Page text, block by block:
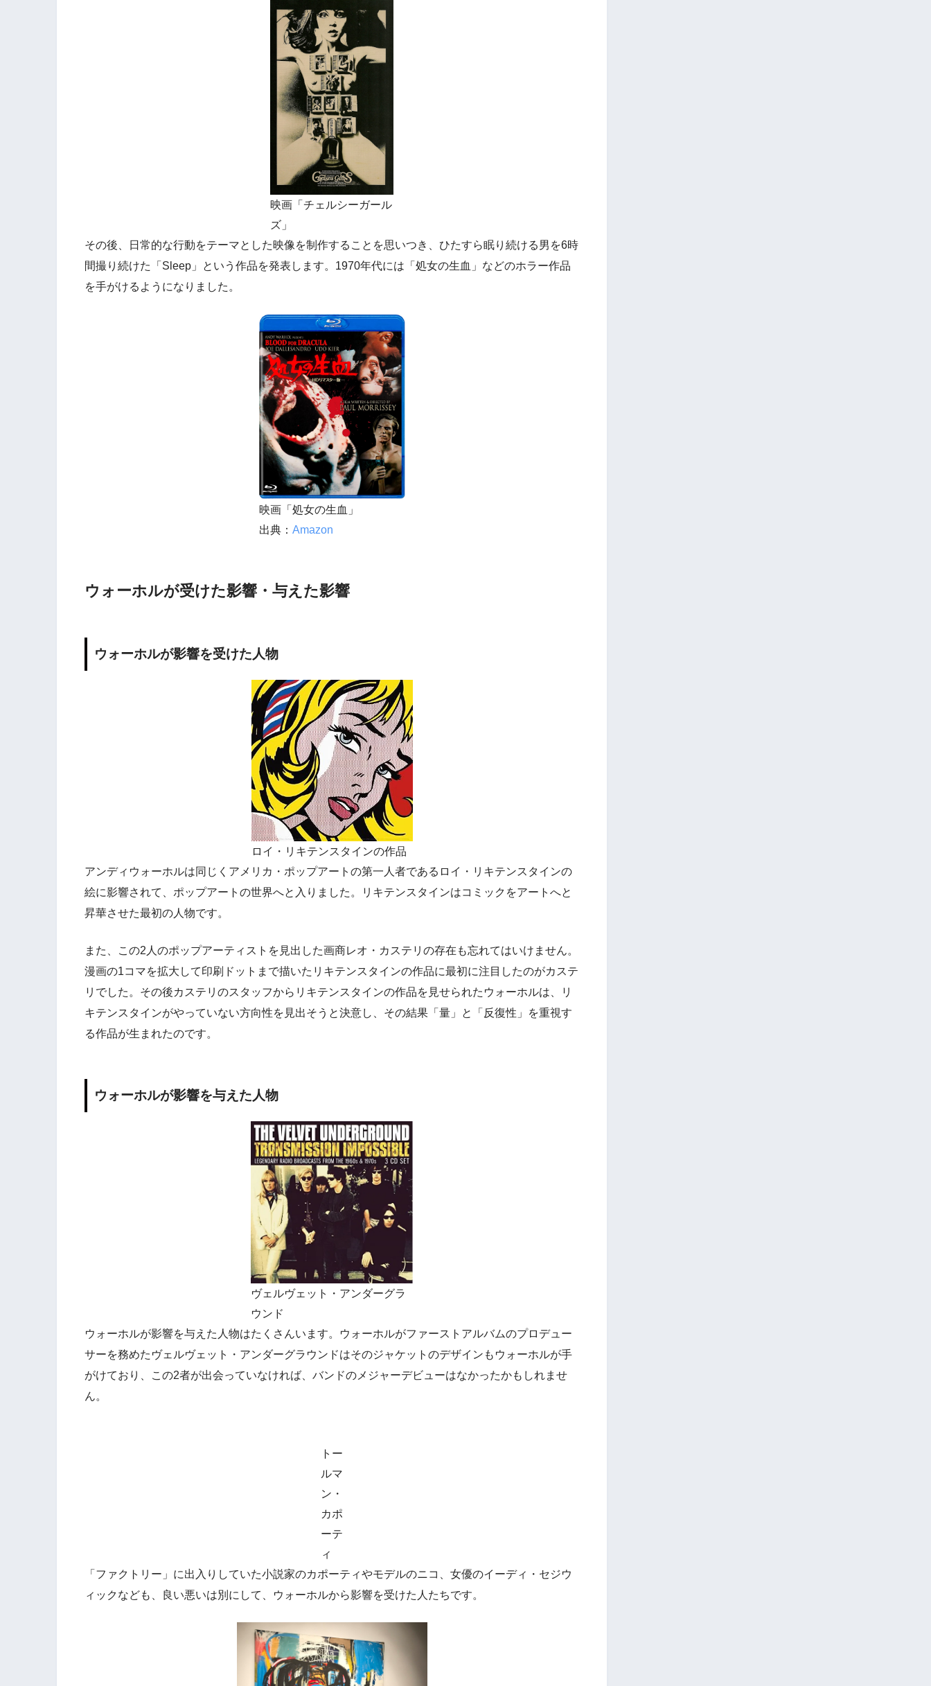
映画「チェルシーガール
ズ」
その後、日常的な行動をテーマとした映像を制作することを思いつき、ひたすら眠り続ける男を6時
間撮り続けた「Sleep」という作品を発表します。1970年代には「処女の生血」などのホラー作品
を手がけるようになりました。
映画「処女の生血」
出典： Amazon
ウォーホルが受けた影響・与えた影響
ウォーホルが影響を受けた人物
ロイ・リキテンスタインの作品
アンディウォーホルは同じくアメリカ・ポップアートの第一人者であるロイ・リキテンスタインの
絵に影響されて、ポップアートの世界へと入りました。リキテンスタインはコミックをアートへと
昇華させた最初の人物です。
また、この2人のポップアーティストを見出した画商レオ・カステリの存在も忘れてはいけません。
漫画の1コマを拡大して印刷ドットまで描いたリキテンスタインの作品に最初に注目したのがカステ
リでした。その後カステリのスタッフからリキテンスタインの作品を見せられたウォーホルは、リ
キテンスタインがやっていない方向性を見出そうと決意し、その結果「量」と「反復性」を重視す
る作品が生まれたのです。
ウォーホルが影響を与えた人物
ヴェルヴェット・アンダーグラ
ウンド
ウォーホルが影響を与えた人物はたくさんいます。ウォーホルがファーストアルバムのプロデュー
サーを務めたヴェルヴェット・アンダーグラウンドはそのジャケットのデザインもウォーホルが手
がけており、この2者が出会っていなければ、バンドのメジャーデビューはなかったかもしれませ
ん。
トー
ルマ
ン・
カポ
ーテ
ィ
「ファクトリー」に出入りしていた小説家のカポーティやモデルのニコ、女優のイーディ・セジウ
ィックなども、良い悪いは別にして、ウォーホルから影響を受けた人たちです。